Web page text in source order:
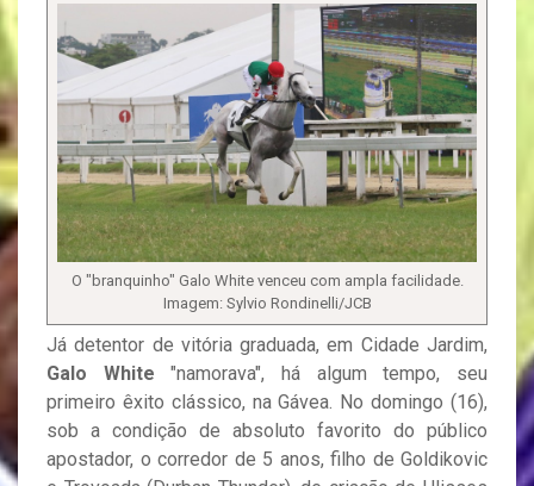
O "branquinho" Galo White venceu com ampla facilidade.
Imagem: Sylvio Rondinelli/JCB
Já detentor de vitória graduada, em Cidade Jardim,
Galo White "namorava", há algum tempo, seu
primeiro êxito clássico, na Gávea. No domingo (16),
sob a condição de absoluto favorito do público
apostador, o corredor de 5 anos, filho de Goldikovic